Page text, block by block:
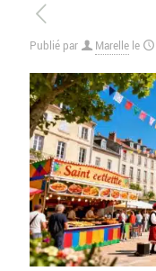
Publié par Marelle le